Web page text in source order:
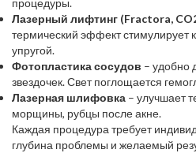
процедуры.
Лазерный лифтинг (Fractora,
термический эффект стимулирует
упругой.
Фотопластика сосудов – удобно
звездочек. Свет поглощается
Лазерная шлифовка – улучшает
морщины, рубцы после акне.
Каждая процедура требует
глубина проблемы и желаемый